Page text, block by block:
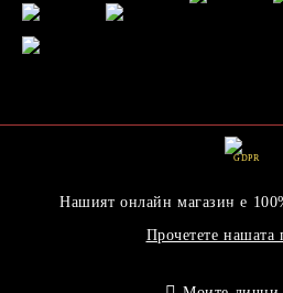
GDPR
Нашият онлайн магазин е
Прочетете нашата